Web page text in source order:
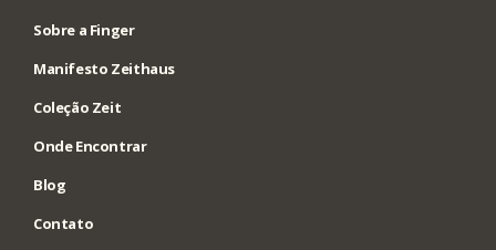
Sobre a Finger
Manifesto Zeithaus
Coleção Zeit
Onde Encontrar
Blog
Contato